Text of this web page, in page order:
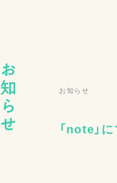
お知らせ
「note」